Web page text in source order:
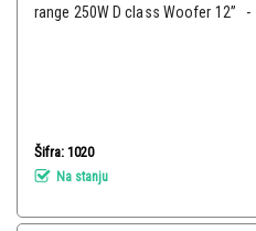
range 250W D class Woofer 12”
Šifra: 1020
Na stanju